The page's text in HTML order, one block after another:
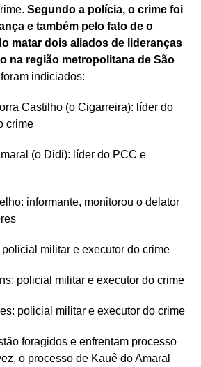
Segundo a polícia, o crime foi
e também pelo fato de o
matar dois aliados de lideranças
na região metropolitana de São
indiciados:
Castilho (o Cigarreira): líder do
crime
(o Didi): líder do PCC e
informante, monitorou o delator
militar e executor do crime
policial militar e executor do crime
policial militar e executor do crime
foragidos e enfrentam processo
o processo de Kauê do Amaral